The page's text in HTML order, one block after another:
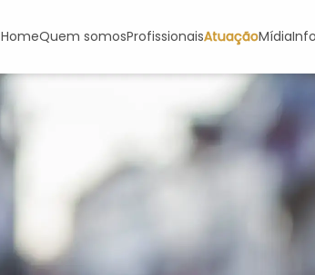
HomeQuem somosProfissionaisAtuaçãoMídia